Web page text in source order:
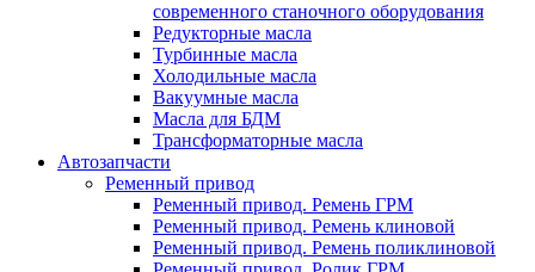
современного станочного оборудования
Редукторные масла
Турбинные масла
Холодильные масла
Вакуумные масла
Масла для БДМ
Трансформаторные масла
Автозапчасти
Ременный привод
Ременный привод. Ремень ГРМ
Ременный привод. Ремень клиновой
Ременный привод. Ремень поликлиновой